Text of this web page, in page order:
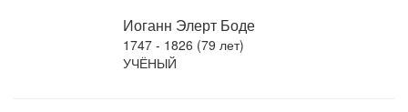
Иоганн Элерт Боде
1747 - 1826 (79 лет)
УЧЁНЫЙ